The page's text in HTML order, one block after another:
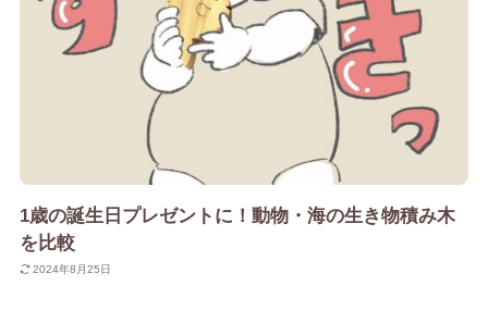
1歳の誕生日プレゼントに！動物・海の生き物積み木
を比較
2024年8月25日